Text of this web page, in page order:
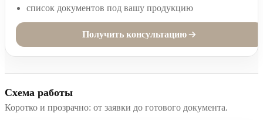
список документов под вашу продукцию
Получить консультацию
Схема работы
Коротко и прозрачно: от заявки до готового документа.